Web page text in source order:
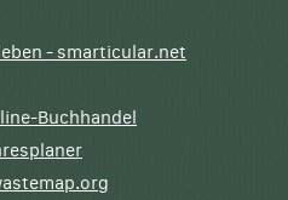
- smarticular.net
Buchhandel